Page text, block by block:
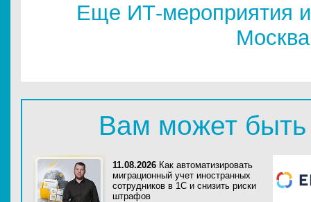
Еще ИТ-мероприятия
Москва
Вам может быть
11.08.2026 Как автоматизировать
миграционный учет иностранных
сотрудников в 1С и снизить риски
штрафов